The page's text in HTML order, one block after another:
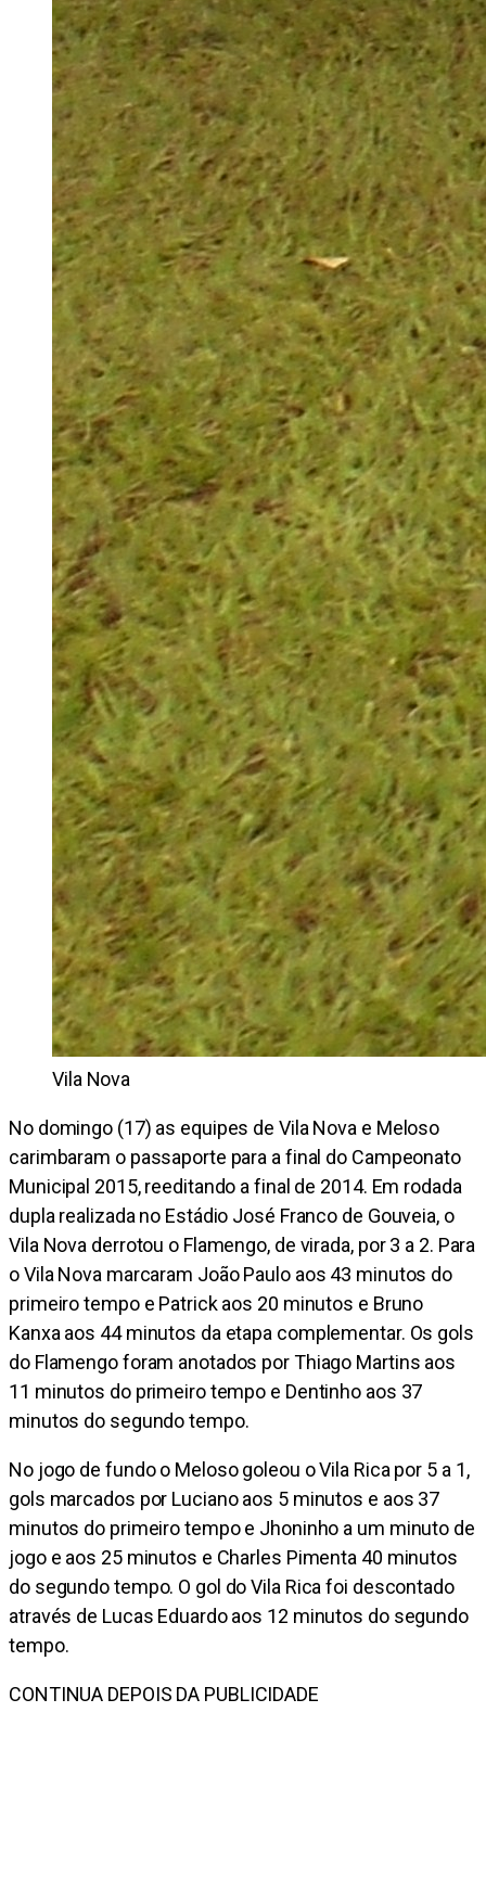
Vila Nova
No domingo (17) as equipes de Vila Nova e Meloso
carimbaram o passaporte para a final do Campeonato
Municipal 2015, reeditando a final de 2014. Em rodada
dupla realizada no Estádio José Franco de Gouveia, o
Vila Nova derrotou o Flamengo, de virada, por 3 a 2. Para
o Vila Nova marcaram João Paulo aos 43 minutos do
primeiro tempo e Patrick aos 20 minutos e Bruno
Kanxa aos 44 minutos da etapa complementar. Os gols
do Flamengo foram anotados por Thiago Martins aos
11 minutos do primeiro tempo e Dentinho aos 37
minutos do segundo tempo.
No jogo de fundo o Meloso goleou o Vila Rica por 5 a 1,
gols marcados por Luciano aos 5 minutos e aos 37
minutos do primeiro tempo e Jhoninho a um minuto de
jogo e aos 25 minutos e Charles Pimenta 40 minutos
do segundo tempo. O gol do Vila Rica foi descontado
através de Lucas Eduardo aos 12 minutos do segundo
tempo.
CONTINUA DEPOIS DA PUBLICIDADE